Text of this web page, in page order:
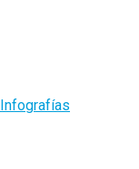
Infografías